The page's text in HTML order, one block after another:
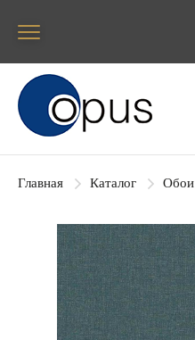
Блок поиска
Главная Каталог Обои